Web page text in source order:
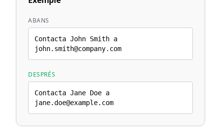
ABANS
Contacta John Smith a
john.smith@company.com
DESPRÉS
Contacta Jane Doe a
jane.doe@example.com